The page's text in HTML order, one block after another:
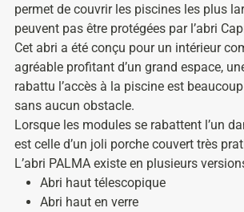
permet de couvrir les piscines les plus
peuvent pas être protégées par l’abri
Cet abri a été conçu pour un intérieur
agréable profitant d’un grand espace,
rabattu l’accès à la piscine est
sans aucun obstacle.
Lorsque les modules se rabattent l’un
est celle d’un joli porche couvert très
L’abri PALMA existe en plusieurs
Abri haut télescopique
Abri haut en verre